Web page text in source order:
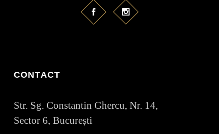
CONTACT
Str. Sg. Constantin Ghercu, Nr. 14,
Sector 6, București